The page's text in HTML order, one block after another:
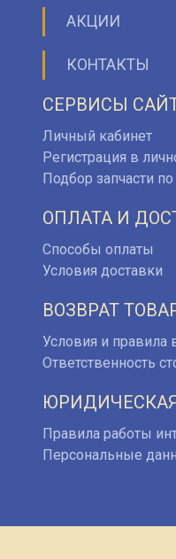
АКЦИИ
КОНТАКТЫ
СЕРВИСЫ
Личный кабинет
Регистрация в
Подбор запчасти по
ОПЛАТА И
Способы оплаты
Условия доставки
ВОЗВРАТ
Условия и правила
Ответственность
Правила работы
Персональные